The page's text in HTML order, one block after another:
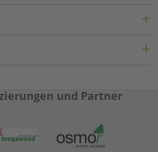
und Partner